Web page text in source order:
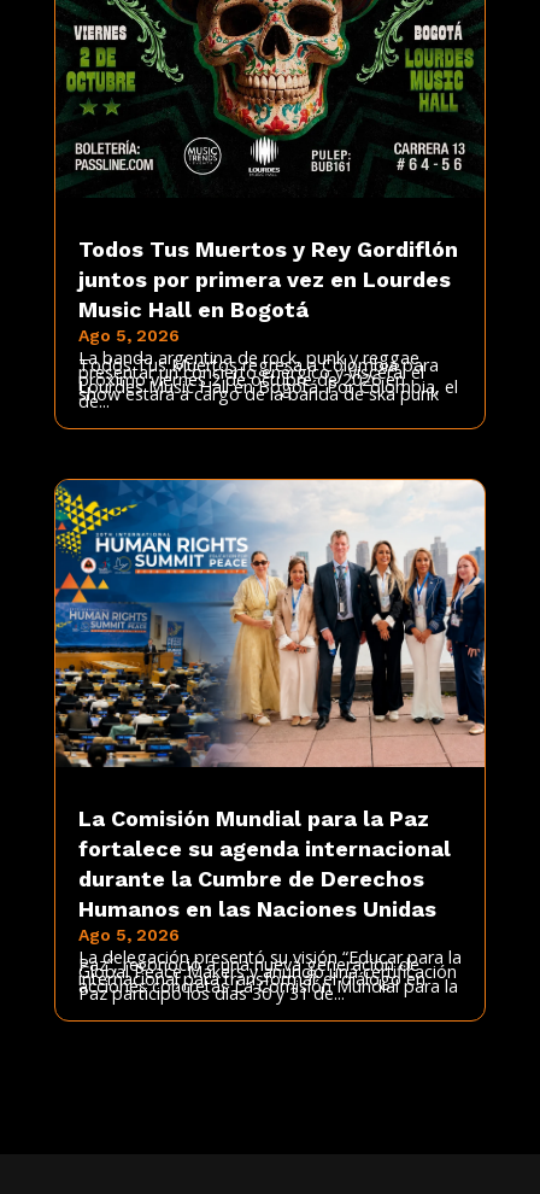
Todos Tus Muertos y Rey Gordiflón
juntos por primera vez en Lourdes
Music Hall en Bogotá
Ago 5, 2026
La banda argentina de rock, punk y reggae
Todos Tus Muertos regresa a Colombia para
presentar un concierto enérgico y visceral el
próximo viernes 2 de octubre de 2026 en
Lourdes Music Hall en Bogotá. Por Colombia, el
show estará a cargo de la banda de ska punk
de...
La Comisión Mundial para la Paz
fortalece su agenda internacional
durante la Cumbre de Derechos
Humanos en las Naciones Unidas
Ago 5, 2026
La delegación presentó su visión “Educar para la
Paz”, reconoció a una nueva generación de
Global Peace Makers y anunció una certificación
internacional para transformar el diálogo en
acciones concretas La Comisión Mundial para la
Paz participó los días 30 y 31 de...